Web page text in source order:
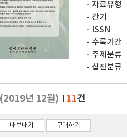
자료유형
간기
ISSN
수록기간
주제분류
십진분류
(2019년 12월) 11건
내보내기 구매하기